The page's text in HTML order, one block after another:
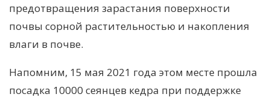
предотвращения зарастания поверхности
почвы сорной растительностью и накопления
влаги в почве.
Напомним, 15 мая 2021 года этом месте прошла
посадка 10000 сеянцев кедра при поддержке